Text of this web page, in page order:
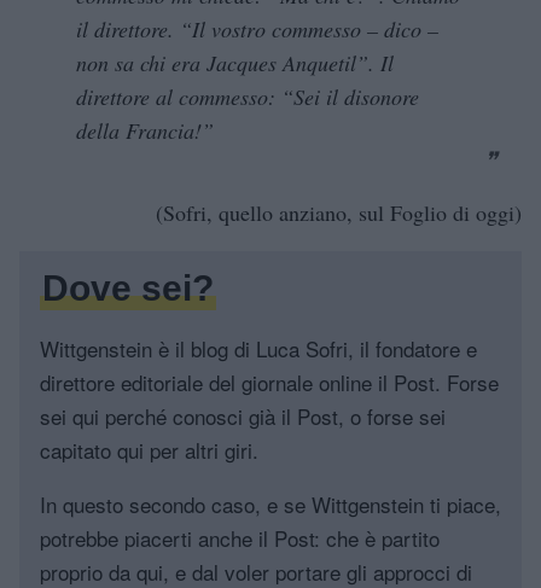
il direttore. “Il vostro commesso – dico –
non sa chi era Jacques Anquetil”. Il
direttore al commesso: “Sei il disonore
della Francia!”
(Sofri, quello anziano, sul Foglio di oggi)
Dove sei?
Wittgenstein è il blog di Luca Sofri, il fondatore e
direttore editoriale del giornale online il Post. Forse
sei qui perché conosci già il Post, o forse sei
capitato qui per altri giri.
In questo secondo caso, e se Wittgenstein ti piace,
potrebbe piacerti anche il Post: che è partito
proprio da qui, e dal voler portare gli approcci di